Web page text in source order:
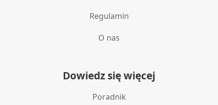
Regulamin
O nas
Dowiedz się więcej
Poradnik